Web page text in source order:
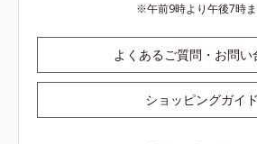
午前9時より午後7時
よくあるご質問・お問い
ショッピングガイド